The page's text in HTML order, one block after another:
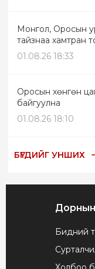
Монгол, Оросын
тайзнаа хамтран
01.08.26 18:33
Оросын хөнгөн
байгуулна
01.08.26 18:10
БҮГДИЙГ УНШИХ
Бидний